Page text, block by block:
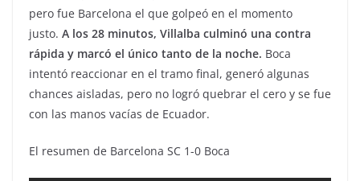
pero fue Barcelona el que golpeó en el momento
justo. A los 28 minutos, Villalba culminó una contra
rápida y marcó el único tanto de la noche. Boca
intentó reaccionar en el tramo final, generó algunas
chances aisladas, pero no logró quebrar el cero y se fue
con las manos vacías de Ecuador.
El resumen de Barcelona SC 1-0 Boca